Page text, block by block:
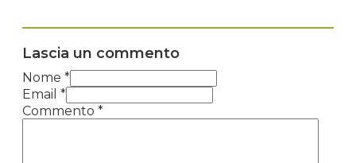
Lascia un commento
Nome *
Email *
Commento *